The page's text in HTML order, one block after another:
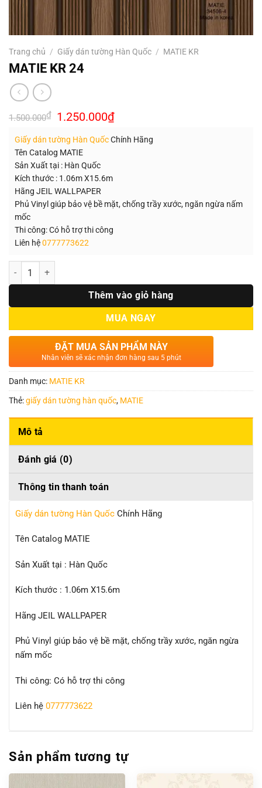
Trang chủ / Giấy dán tường Hàn Quốc / MATIE KR
MATIE KR 24
1.500.000₫ Giá
gốc
1.500.000₫.
1.250.000₫Giá
hiện
là:
Giấy dán tường Hàn QuốcChính Hãng
Tên Catalog MATIE
Sản Xuất tại : Hàn Quốc
Kích thước : 1.06m X15.6m
Hãng JEIL WALLPAPER
Phủ Vinyl giúp bảo vệ bề mặt, chống trầy xước, ngăn ngừa nấm
mốc
Thi công: Có hỗ trợ thi công
Liên hệ0777773622
Số lượng
Thêm vào giỏ hàng
MUA NGAY
ĐẶT MUA SẢN PHẨM NÀY
Nhân viên sẽ xác nhận đơn hàng sau 5 phút
Danh mục: MATIE KR
Thẻ:giấy dán tường hàn quốc, MATIE
Mô tả
Đánh giá (0)
Thông tin thanh toán
Giấy dán tường Hàn Quốc Chính Hãng
Tên Catalog MATIE
Sản Xuất tại : Hàn Quốc
Kích thước : 1.06m X15.6m
Hãng JEIL WALLPAPER
Phủ Vinyl giúp bảo vệ bề mặt, chống trầy xước, ngăn ngừa
nấm mốc
Thi công: Có hỗ trợ thi công
Liên hệ 0777773622
Sản phẩm tương tự